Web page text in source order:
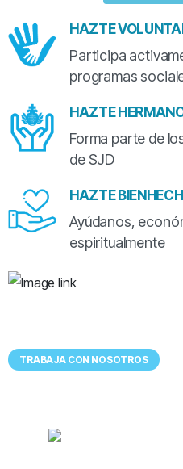
HAZTE
Participa
programas
HAZTE
Forma parte de
de SJD
HAZTE
Ayúdanos,
espiritualmente
TRABAJA CON NOSOTROS